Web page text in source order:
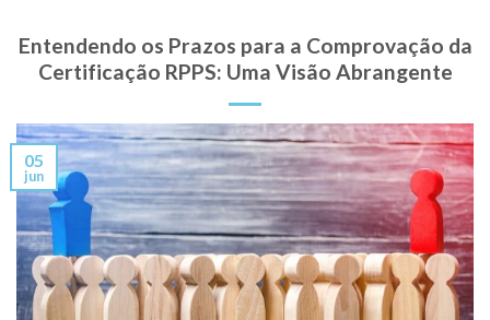
Entendendo os Prazos para a Comprovação da
Certificação RPPS: Uma Visão Abrangente
05
jun